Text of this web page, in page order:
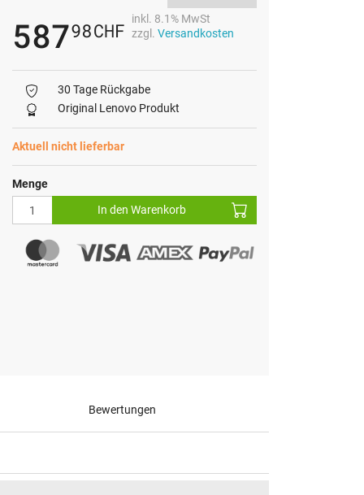
58798CHF
inkl. 8.1% MwSt
zzgl. Versandkosten
30 Tage Rückgabe
Original Lenovo Produkt
Aktuell nicht lieferbar
Menge
In den Warenkorb
Bewertungen